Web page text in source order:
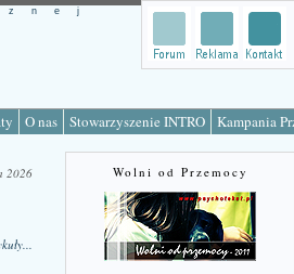
O nas Stowarzyszenie INTRO Kampania
2026 Wolni od Przemocy